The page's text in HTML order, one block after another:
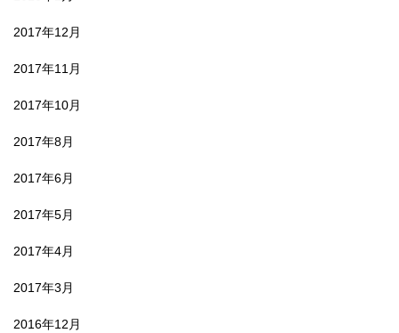
2017年12月
2017年11月
2017年10月
2017年8月
2017年6月
2017年5月
2017年4月
2017年3月
2016年12月